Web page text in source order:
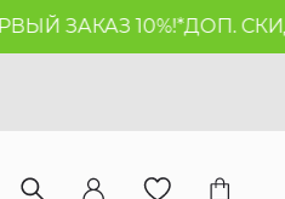
ЗАКАЗ 10%!*ДОП.